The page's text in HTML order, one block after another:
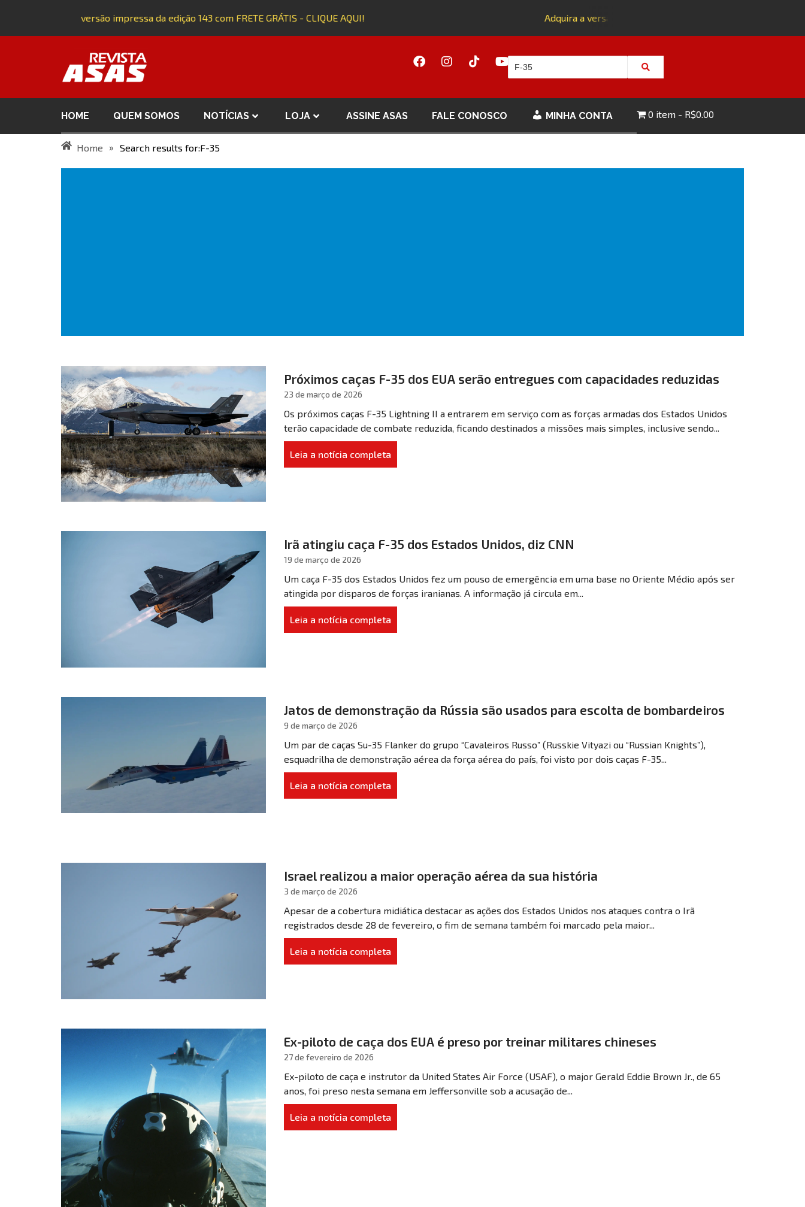
Adquira a versão impressa da edição 143 com FRETE GRÁTIS - CLIQUE AQUI! Adquira a versão impressa da edição 143 com FRETE GRÁTIS -
HOME QUEM SOMOS NOTÍCIAS LOJA ASSINE ASAS FALE CONOSCO MINHA CONTA 0 item R$0.00
Home » Search results for:F-35
Próximos caças F-35 dos EUA serão entregues com capacidades reduzidas
23 de março de 2026
Os próximos caças F-35 Lightning II a entrarem em serviço com as forças armadas dos Estados Unidos
terão capacidade de combate reduzida, ficando destinados a missões mais simples, inclusive sendo...
Leia a notícia completa
Irã atingiu caça F-35 dos Estados Unidos, diz CNN
19 de março de 2026
Um caça F-35 dos Estados Unidos fez um pouso de emergência em uma base no Oriente Médio após ser
atingida por disparos de forças iranianas. A informação já circula em...
Leia a notícia completa
Jatos de demonstração da Rússia são usados para escolta de bombardeiros
9 de março de 2026
Um par de caças Su-35 Flanker do grupo “Cavaleiros Russo” (Russkie Vityazi ou “Russian Knights”),
esquadrilha de demonstração aérea da força aérea do país, foi visto por dois caças F-35...
Leia a notícia completa
Israel realizou a maior operação aérea da sua história
3 de março de 2026
Apesar de a cobertura midiática destacar as ações dos Estados Unidos nos ataques contra o Irã
registrados desde 28 de fevereiro, o fim de semana também foi marcado pela maior...
Leia a notícia completa
Ex-piloto de caça dos EUA é preso por treinar militares chineses
27 de fevereiro de 2026
Ex-piloto de caça e instrutor da United States Air Force (USAF), o major Gerald Eddie Brown Jr., de 65
anos, foi preso nesta semana em Jeffersonville sob a acusação de...
Leia a notícia completa